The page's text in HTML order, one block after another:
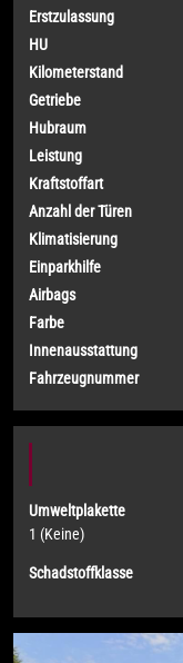
Erstzulassung
HU
Kilometerstand
Getriebe
Hubraum
Leistung
Kraftstoffart
Anzahl der Türen
Klimatisierung
Einparkhilfe
Airbags
Farbe
Innenausstattung
Fahrzeugnummer
Umweltplakette
1 (Keine)
Schadstoffklasse